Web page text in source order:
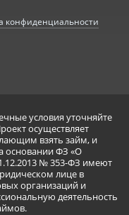
конфиденциальности
условия уточняйте
осуществляет
взять займ, и
основании ФЗ «О
№ 353-ФЗ имеют
лице в
организаций и
деятельность